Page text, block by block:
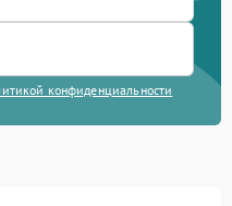
конфиденциальности